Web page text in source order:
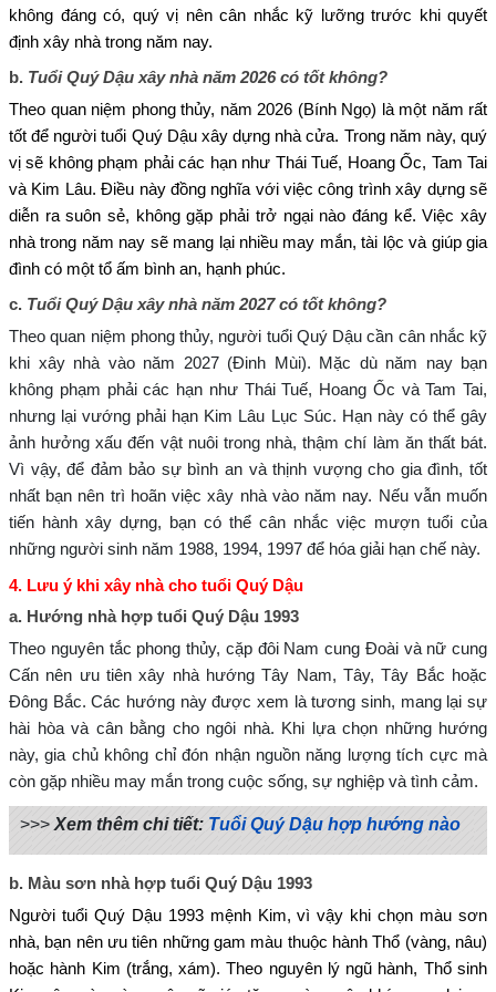
không đáng có, quý vị nên cân nhắc kỹ lưỡng trước khi quyết
định xây nhà trong năm nay.
b. Tuổi Quý Dậu xây nhà năm 2026 có tốt không?
Theo quan niệm phong thủy, năm 2026 (Bính Ngọ) là một năm rất
tốt để người tuổi Quý Dậu xây dựng nhà cửa. Trong năm này, quý
vị sẽ không phạm phải các hạn như Thái Tuế, Hoang Ốc, Tam Tai
và Kim Lâu. Điều này đồng nghĩa với việc công trình xây dựng sẽ
diễn ra suôn sẻ, không gặp phải trở ngại nào đáng kể. Việc xây
nhà trong năm nay sẽ mang lại nhiều may mắn, tài lộc và giúp gia
đình có một tổ ấm bình an, hạnh phúc.
c. Tuổi Quý Dậu xây nhà năm 2027 có tốt không?
Theo quan niệm phong thủy, người tuổi Quý Dậu cần cân nhắc kỹ
khi xây nhà vào năm 2027 (Đinh Mùi). Mặc dù năm nay bạn
không phạm phải các hạn như Thái Tuế, Hoang Ốc và Tam Tai,
nhưng lại vướng phải hạn Kim Lâu Lục Súc. Hạn này có thể gây
ảnh hưởng xấu đến vật nuôi trong nhà, thậm chí làm ăn thất bát.
Vì vậy, để đảm bảo sự bình an và thịnh vượng cho gia đình, tốt
nhất bạn nên trì hoãn việc xây nhà vào năm nay. Nếu vẫn muốn
tiến hành xây dựng, bạn có thể cân nhắc việc mượn tuổi của
những người sinh năm 1988, 1994, 1997 để hóa giải hạn chế này.
4. Lưu ý khi xây nhà cho tuổi Quý Dậu
a. Hướng nhà hợp tuổi Quý Dậu 1993
Theo nguyên tắc phong thủy, cặp đôi Nam cung Đoài và nữ cung
Cấn nên ưu tiên xây nhà hướng Tây Nam, Tây, Tây Bắc hoặc
Đông Bắc. Các hướng này được xem là tương sinh, mang lại sự
hài hòa và cân bằng cho ngôi nhà. Khi lựa chọn những hướng
này, gia chủ không chỉ đón nhận nguồn năng lượng tích cực mà
còn gặp nhiều may mắn trong cuộc sống, sự nghiệp và tình cảm.
>>> Xem thêm chi tiết: Tuổi Quý Dậu hợp hướng nào
b. Màu sơn nhà hợp tuổi Quý Dậu 1993
Người tuổi Quý Dậu 1993 mệnh Kim, vì vậy khi chọn màu sơn
nhà, bạn nên ưu tiên những gam màu thuộc hành Thổ (vàng, nâu)
hoặc hành Kim (trắng, xám). Theo nguyên lý ngũ hành, Thổ sinh